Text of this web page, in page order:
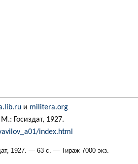
и militera.org
Госиздат, 1927.
index.html
1927. — 63 с. — Тираж 7000 экз.